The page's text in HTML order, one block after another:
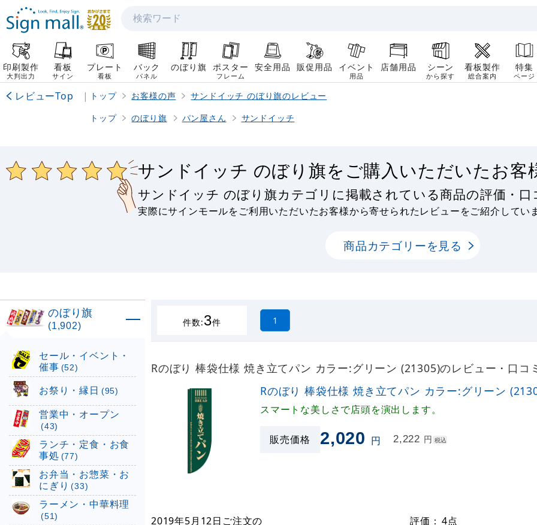
検索
印刷製作
大判出力
看板
サイン
プレート
看板
バック
パネル
のぼり旗 ポスター
フレーム
安全用品 販促用品 イベント
用品
店舗用品 シーン
から探す
看板製作
総合案内
特集
ページ
レビューTop | トップ お客様の声
サンドイッチ のぼり旗のレビュー
トップ
のぼり旗 パン屋さん サンドイッチ
サンドイッチ のぼり旗をご購入いただいたお客
サンドイッチ のぼり旗カテゴリに掲載されている商品の評価・
実際にサインモールをご利用いただいたお客様から寄せられたレビューをご紹介してい
商品カテゴリーを見る
件数:3件 1
Rのぼり 棒袋仕様 焼き立てパン カラー:グリーン (21305)のレビュー・口コ
Rのぼり 棒袋仕様 焼き立てパン カラー:グリーン
スマートな美しさで店頭を演出します。
販売価格 2,020 円 2,222 円 税込
2019年5月12日 ご注文の
評価： 4点
のぼり旗
(1,902)
セール・イベント・
催事 (52)
お祭り・縁日 (95)
営業中・オープン
(43)
ランチ・定食・お食
事処 (77)
お弁当・お惣菜・お
にぎり (33)
ラーメン・中華料理
(51)